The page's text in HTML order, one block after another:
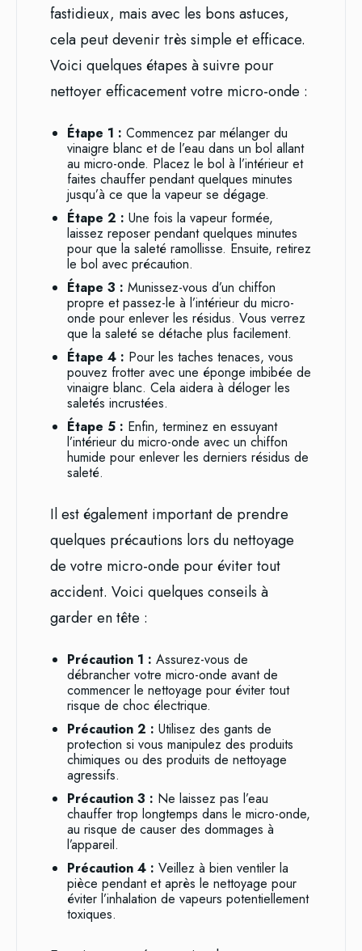
fastidieux, mais avec les bons astuces,
cela peut devenir très simple et efficace.
Voici quelques étapes à suivre pour
nettoyer efficacement votre micro-onde :
Étape 1 : Commencez par mélanger du
vinaigre blanc et de l’eau dans un bol allant
au micro-onde. Placez le bol à l’intérieur et
faites chauffer pendant quelques minutes
jusqu’à ce que la vapeur se dégage.
Étape 2 : Une fois la vapeur formée,
laissez reposer pendant quelques minutes
pour que la saleté ramollisse. Ensuite, retirez
le bol avec précaution.
Étape 3 : Munissez-vous d’un chiffon
propre et passez-le à l’intérieur du micro-
onde pour enlever les résidus. Vous verrez
que la saleté se détache plus facilement.
Étape 4 : Pour les taches tenaces, vous
pouvez frotter avec une éponge imbibée de
vinaigre blanc. Cela aidera à déloger les
saletés incrustées.
Étape 5 : Enfin, terminez en essuyant
l’intérieur du micro-onde avec un chiffon
humide pour enlever les derniers résidus de
saleté.
Il est également important de prendre
quelques précautions lors du nettoyage
de votre micro-onde pour éviter tout
accident. Voici quelques conseils à
garder en tête :
Précaution 1 : Assurez-vous de
débrancher votre micro-onde avant de
commencer le nettoyage pour éviter tout
risque de choc électrique.
Précaution 2 : Utilisez des gants de
protection si vous manipulez des produits
chimiques ou des produits de nettoyage
agressifs.
Précaution 3 : Ne laissez pas l’eau
chauffer trop longtemps dans le micro-onde,
au risque de causer des dommages à
l’appareil.
Précaution 4 : Veillez à bien ventiler la
pièce pendant et après le nettoyage pour
éviter l’inhalation de vapeurs potentiellement
toxiques.